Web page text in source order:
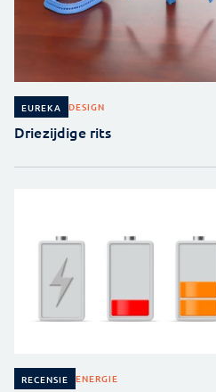
EUREKA DESIGN
Driezijdige rits
RECENSIE ENERGIE